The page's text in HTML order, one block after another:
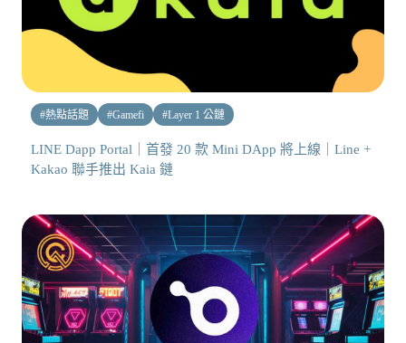
#熱點話題 #Gamefi #Layer 1 公鏈
LINE Dapp Portal｜首發 20 款 Mini DApp 將上線｜Line +
Kakao 聯手推出 Kaia 鏈